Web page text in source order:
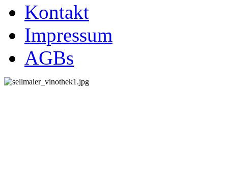
Kontakt
Impressum
AGBs